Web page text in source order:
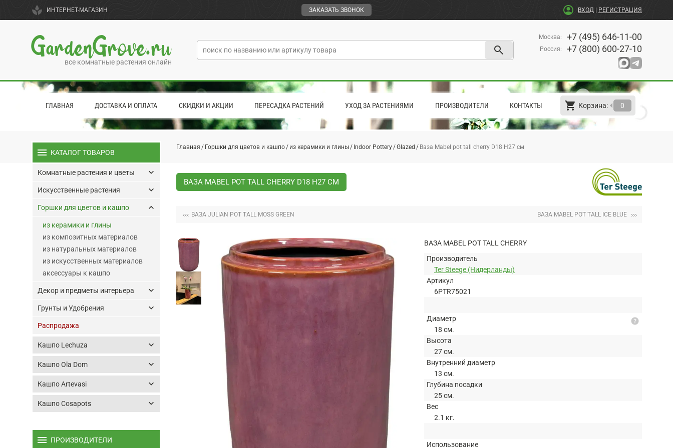
spa ИНТЕРНЕТ-МАГАЗИН ЗАКАЗАТЬ ЗВОНОК account_circle ВХОД РЕГИСТРАЦИЯ
GardenGrove.ru
все комнатные растения онлайн
search
Москва: +7 (495) 646-11-00
Россия: +7 (800) 600-27-10
ГЛАВНАЯ ДОСТАВКА И ОПЛАТА СКИДКИ И АКЦИИ ПЕРЕСАДКА РАСТЕНИЙ УХОД ЗА РАСТЕНИЯМИ ПРОИЗВОДИТЕЛИ КОНТАКТЫ shopping_cart Корзина: 0
arrow_left
Главная Горшки для цветов и кашпо из керамики и глины Indoor Pottery Glazed Ваза Mabel pot tall cherry D18 H27 см
ВАЗА MABEL POT TALL CHERRY D18 H27 СМ
‹‹‹ ВАЗА JULIAN POT TALL MOSS GREEN ВАЗА MABEL POT TALL ICE BLUE ›››
ВАЗА MABEL POT TALL CHERRY
Производитель
Ter Steege (Нидерланды)
Артикул
6PTR75021
Диаметр
18 см.
Высота
27 см.
Внутренний диаметр
13 см.
Глубина посадки
25 см.
Вес
2.1 кг.
help
Использование
menu КАТАЛОГ ТОВАРОВ
Комнатные растения и цветы keyboard_arrow_down
Искусственные растения keyboard_arrow_down
Горшки для цветов и кашпо keyboard_arrow_up
из керамики и глины
из композитных материалов
из натуральных материалов
из искусственных материалов
аксессуары к кашпо
Декор и предметы интерьера keyboard_arrow_down
Грунты и Удобрения keyboard_arrow_down
Распродажа
Кашпо Lechuza keyboard_arrow_down
Кашпо Ola Dom keyboard_arrow_down
Кашпо Artevasi keyboard_arrow_down
Кашпо Cosapots keyboard_arrow_down
menu ПРОИЗВОДИТЕЛИ